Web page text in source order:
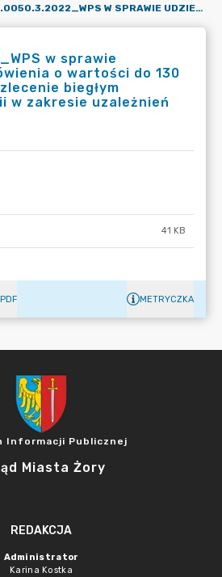
OR.0050.3.2022_WPS W SPRAWIE UDZIELENIA ZAMÓWIENIA O WARTOŚCI DO 130 TYŚ. ZŁOTYCH NA ZLECENIE BIEGŁYM WYKONANIA OPINII W ZAKRESIE UZALEŻNIEŃ
w sprawie
o wartości do 130
biegłym
w zakresie uzależnień
41 KB
METRYCZKA
Informacji Publicznej
Miasta Żory
REDAKCJA
Administrator
Karina Kostka